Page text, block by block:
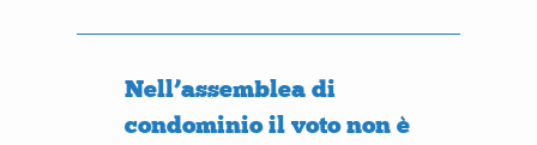
Nell’assemblea di
condominio il voto non è